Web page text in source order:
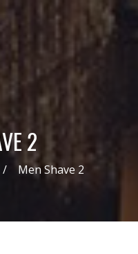
2
Men Shave 2